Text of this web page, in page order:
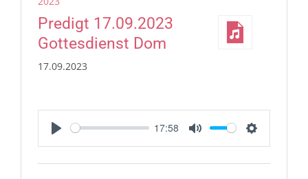
Predigt 17.09.2023
Gottesdienst Dom
17.09.2023
Play
17:58
Mute Settings